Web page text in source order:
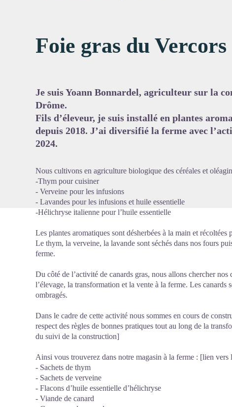
Foie gras du Vercors
Je suis Yoann Bonnardel, agriculteur sur la
Drôme.
Fils d’éleveur, je suis installé en plantes
depuis 2018. J’ai diversifié la ferme avec
2024.
Nous cultivons en agriculture biologique des céréales et
-Thym pour cuisiner
- Verveine pour les infusions
- Lavandes pour les infusions et huile essentielle
-Hélichryse italienne pour l’huile essentielle
Les plantes aromatiques sont désherbées à la main et récoltées
Le thym, la verveine, la lavande sont séchés dans nos fours
ferme.
Du côté de l’activité de canards gras, nous allons chercher
l’élevage, la transformation et la vente à la ferme. Les canards
ombragés.
Dans le cadre de cette activité nous sommes en cours de
respect des règles de bonnes pratiques tout au long de la
du suivi de la construction]
Ainsi vous trouverez dans notre magasin à la ferme : [lien vers
- Sachets de thym
- Sachets de verveine
- Flacons d’huile essentielle d’hélichryse
- Viande de canard